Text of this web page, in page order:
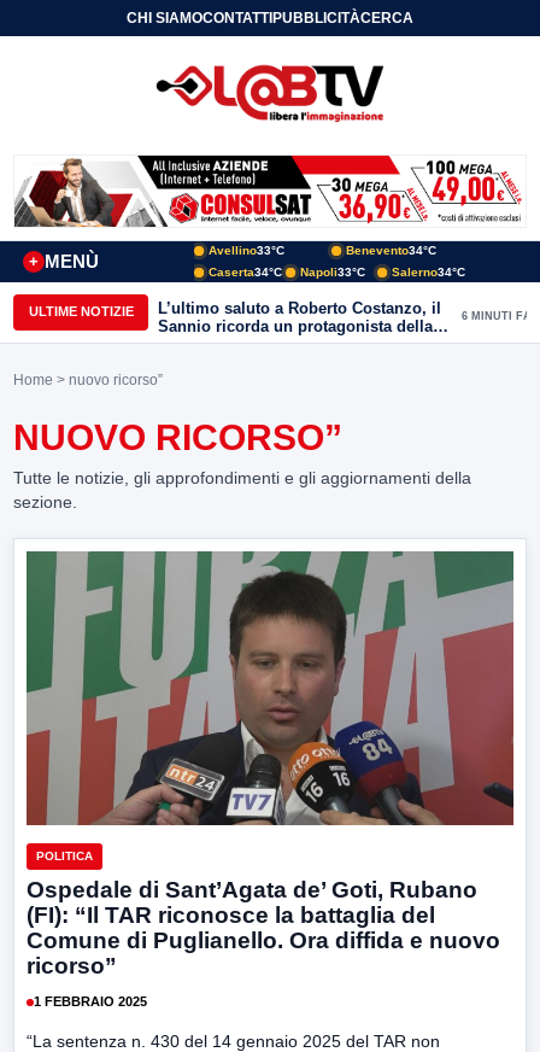
CHI SIAMOCONTATTIPUBBLICITÀCERCA
MENÙ
+
Avellino33°C Benevento34°C
Caserta34°C Napoli33°C Salerno34°C
ULTIME NOTIZIE
L’ultimo saluto a Roberto Costanzo, il
Sannio ricorda un protagonista della
politica e delle aree interne
6 MINUTI FA
Home > nuovo ricorso”
NUOVO RICORSO”
Tutte le notizie, gli approfondimenti e gli aggiornamenti della
sezione.
POLITICA
Ospedale di Sant’Agata de’ Goti, Rubano
(FI): “Il TAR riconosce la battaglia del
Comune di Puglianello. Ora diffida e nuovo
ricorso”
1 FEBBRAIO 2025
“La sentenza n. 430 del 14 gennaio 2025 del TAR non